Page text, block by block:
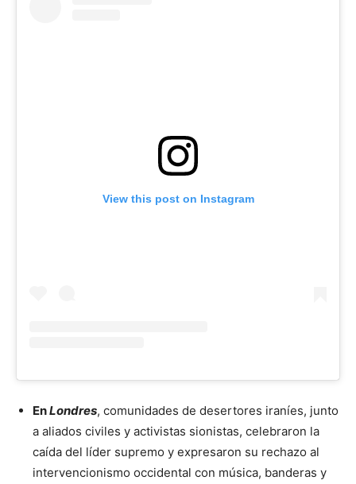
View this post on Instagram
EnLondres, comunidades de desertores iraníes, junto
a aliados civiles y activistas sionistas, celebraron la
caída del líder supremo y expresaron su rechazo al
intervencionismo occidental con música, banderas y